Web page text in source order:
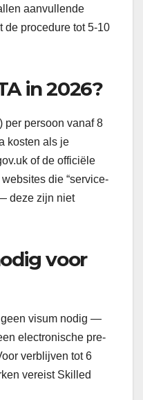
aanvullende
de procedure tot 5-10
in 2026?
per persoon vanaf 8
kosten als je
of de officiële
die “service-
deze zijn niet
voor
visum nodig —
electronische pre-
verblijven tot 6
vereist Skilled